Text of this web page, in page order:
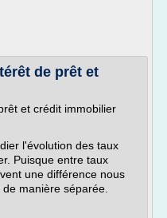
de prêt et
et crédit immobilier
l'évolution des taux
Puisque entre taux
une différence nous
manière séparée.